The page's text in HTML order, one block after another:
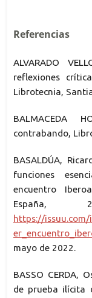
Referencias
ALVARADO
reflexiones
Librotecnia,
BALMACEDA
contrabando,
BASALDÚA,
funciones
encuentro
España,
https://
mayo de 2022.
BASSO CERDA,
de prueba ilícita